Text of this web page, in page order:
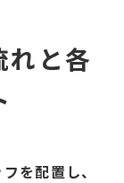
と各
を配置し、